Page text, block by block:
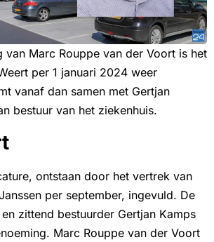
van Marc Rouppe van der Voort is het
per 1 januari 2024 weer
vanaf dan samen met Gertjan
bestuur van het ziekenhuis.
ontstaan door het vertrek van
per september, ingevuld. De
zittend bestuurder Gertjan Kamps
Marc Rouppe van der Voort